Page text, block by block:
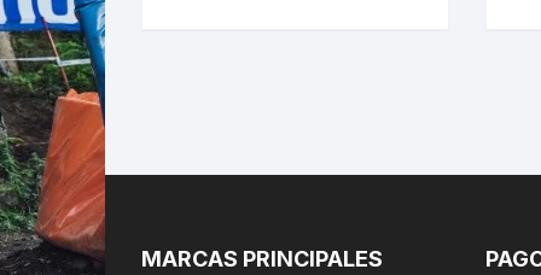
MARCAS PRINCIPALES